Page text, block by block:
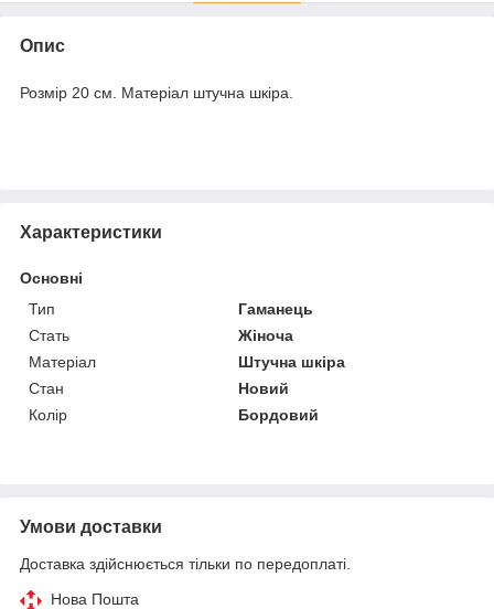
Опис
Розмір 20 см. Матеріал штучна шкіра.
Характеристики
Основні
Тип
Гаманець
Стать
Жіноча
Матеріал
Штучна шкіра
Стан
Новий
Колір
Бордовий
Умови доставки
Доставка здійснюється тільки по передоплаті.
Нова Пошта